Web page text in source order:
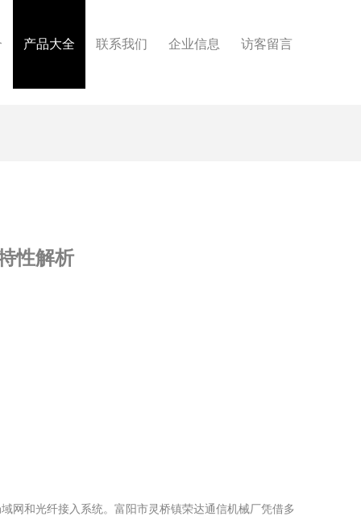
产品大全 联系我们 企业信息 访客留言
性解析
网和光纤接入系统。富阳市灵桥镇荣达通信机械厂凭借多